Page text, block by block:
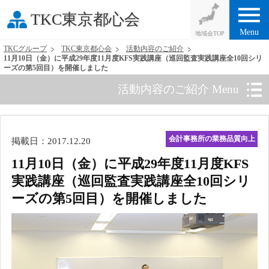
TKC東京都心会 menu
Menu
TKCグループ TKC東京都心会
活動内容のご紹介
11月10日（金）に平成29年度11月度KFS実践講座（巡回監査実践講座全10回シリ
ーズの第5回目）を開催しました
活動内容のご紹介 Menu
掲載日：2017.12.20 会計事務所の業務品質向上
11月10日（金）に平成29年度11月度KFS
実践講座（巡回監査実践講座全10回シリ
ーズの第5回目）を開催しました